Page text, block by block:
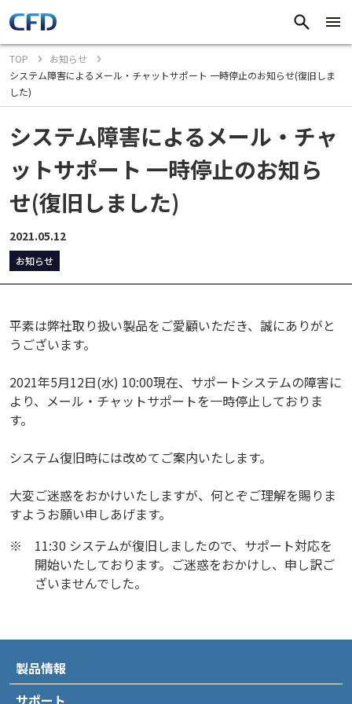
TOP
お知らせ
システム障害によるメール・チャットサポート 一時停止のお知らせ(復旧しま
した)
システム障害によるメール・チャ
ットサポート 一時停止のお知ら
せ(復旧しました)
2021.05.12
お知らせ
平素は弊社取り扱い製品をご愛顧いただき、誠にありがと
うございます。
2021年5月12日(水) 10:00現在、サポートシステムの障害に
より、メール・チャットサポートを一時停止しておりま
す。
システム復旧時には改めてご案内いたします。
大変ご迷惑をおかけいたしますが、何とぞご理解を賜りま
すようお願い申しあげます。
※
11:30 システムが復旧しましたので、サポート対応を
開始いたしております。ご迷惑をおかけし、申し訳ご
ざいませんでした。
製品情報
サポート